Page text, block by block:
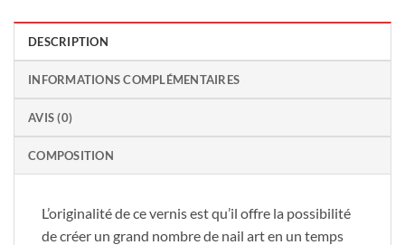
DESCRIPTION
INFORMATIONS COMPLÉMENTAIRES
AVIS (0)
COMPOSITION
L’originalité de ce vernis est qu’il offre la possibilité
de créer un grand nombre de nail art en un temps